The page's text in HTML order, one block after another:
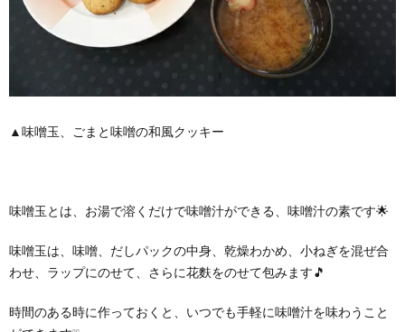
▲味噌玉、ごまと味噌の和風クッキー
味噌玉とは、お湯で溶くだけで味噌汁ができる、味噌汁の素です🌟
味噌玉は、味噌、だしパックの中身、乾燥わかめ、小ねぎを混ぜ合
わせ、ラップにのせて、さらに花麩をのせて包みます🎵
時間のある時に作っておくと、いつでも手軽に味噌汁を味わうこと